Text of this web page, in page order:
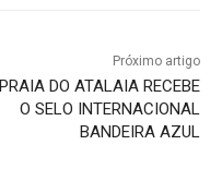
Próximo artigo
PRAIA DO ATALAIA RECEBE
O SELO INTERNACIONAL
BANDEIRA AZUL